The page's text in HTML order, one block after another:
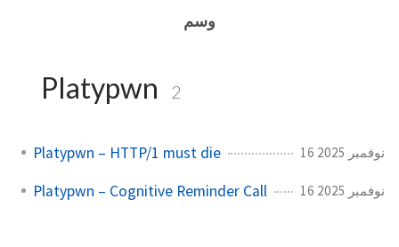
وسم
Platypwn 2
Platypwn – HTTP/1 must die 16 نوفمبر 2025
Platypwn – Cognitive Reminder Call 16 نوفمبر 2025